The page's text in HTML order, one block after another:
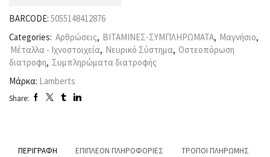
BARCODE: 5055148412876
Categories: Αρθρώσεις, ΒΙΤΑΜΙΝΕΣ-ΣΥΜΠΛΗΡΩΜΑΤΑ, Μαγνήσιο,
Μέταλλα - Ιχνοστοιχεία, Νευρικό Σύστημα, Οστεοπόρωση
διατροφη, Συμπληρώματα διατροφής
Μάρκα: Lamberts
Share:
ΠΕΡΙΓΡΑΦΉ ΕΠΙΠΛΈΟΝ ΠΛΗΡΟΦΟΡΊΕΣ ΤΡΌΠΟΙ ΠΛΗΡΩΜΉΣ